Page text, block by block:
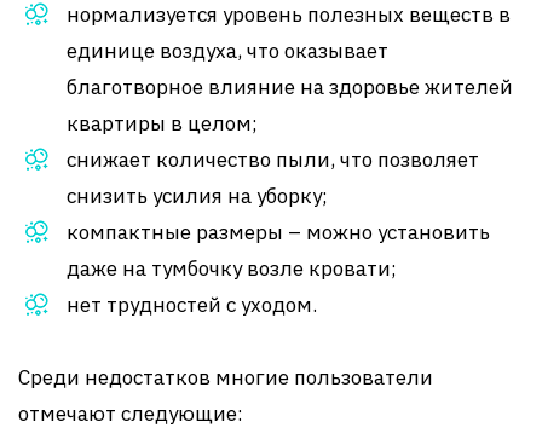
нормализуется уровень полезных веществ в
единице воздуха, что оказывает
благотворное влияние на здоровье жителей
квартиры в целом;
снижает количество пыли, что позволяет
снизить усилия на уборку;
компактные размеры – можно установить
даже на тумбочку возле кровати;
нет трудностей с уходом.
Среди недостатков многие пользователи
отмечают следующие: